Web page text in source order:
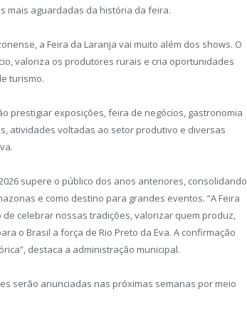
mais aguardadas da história da feira.
a Feira da Laranja vai muito além dos shows. O
valoriza os produtores rurais e cria oportunidades
turismo.
prestigiar exposições, feira de negócios, gastronomia
atividades voltadas ao setor produtivo e diversas
supere o público dos anos anteriores, consolidando
e como destino para grandes eventos. “A Feira
celebrar nossas tradições, valorizar quem produz,
o Brasil a força de Rio Preto da Eva. A confirmação
destaca a administração municipal.
serão anunciadas nas próximas semanas por meio